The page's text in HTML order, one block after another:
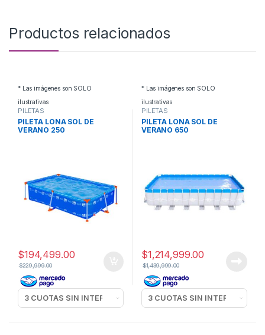
Productos relacionados
* Las imágenes son SOLO
ilustrativas
PILETAS
PILETA LONA SOL DE
VERANO 250
$194,499.00
$229,999.00
* Las imágenes son SOLO
ilustrativas
PILETAS
PILETA LONA SOL DE
VERANO 650
$1,214,999.00
$1,439,999.00